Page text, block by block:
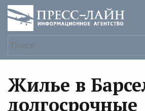
Жилье в
долгосрочные